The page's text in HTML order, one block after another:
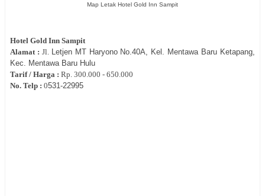
Map Letak Hotel Gold Inn Sampit
Hotel Gold Inn Sampit
Alamat : Jl. Letjen MT Haryono No.40A, Kel. Mentawa Baru Ketapang,
Kec. Mentawa Baru Hulu
Tarif / Harga : Rp. 300.000 - 650.000
No. Telp : 0531-22995